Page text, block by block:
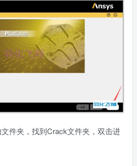
件夹，找到Crack文件夹，双击进